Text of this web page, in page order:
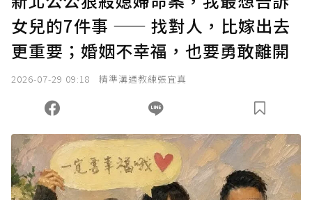
確認送出
您當前剩餘 U 利點數：0點；前往 購買點數
女兒的7件事 —— 找對人，比嫁出去
更重要；婚姻不幸福，也要勇敢離開
2026-07-29 09:18 精準溝通教練張宜真